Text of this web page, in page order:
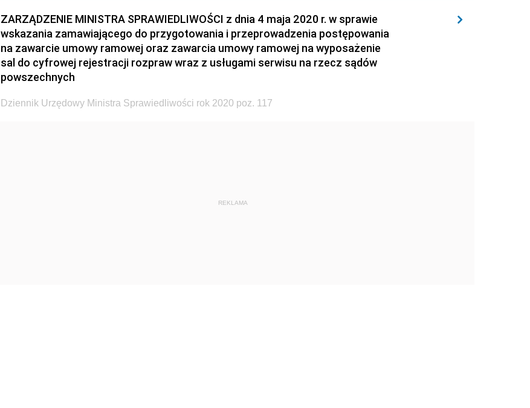
ZARZĄDZENIE MINISTRA SPRAWIEDLIWOŚCI z dnia 4 maja 2020 r. w sprawie
wskazania zamawiającego do przygotowania i przeprowadzenia postępowania
na zawarcie umowy ramowej oraz zawarcia umowy ramowej na wyposażenie
sal do cyfrowej rejestracji rozpraw wraz z usługami serwisu na rzecz sądów
powszechnych
Dziennik Urzędowy Ministra Sprawiedliwości rok 2020 poz. 117
REKLAMA